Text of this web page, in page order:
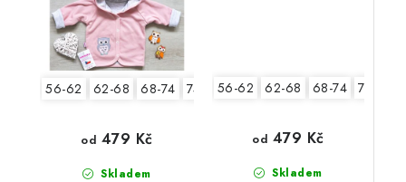
56-62 62-68 68-74 74-80 80-86
Skladem
od 479 Kč
56-62 62-68 68-74 74-80
Skladem
od 479 Kč